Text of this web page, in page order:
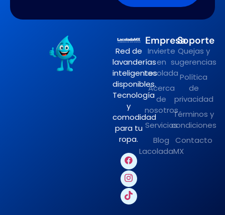
Red de
lavanderías
inteligentes
disponibles.
Tecnología
y
comodidad
para tu
ropa.
Empresa
Invierte
en
Lacolada
Acerca
de
nosotros
Servicios
Blog
LacoladaMX
Soporte
Quejas y
sugerencias
Política
de
privacidad
Términos y
condiciones
Contacto